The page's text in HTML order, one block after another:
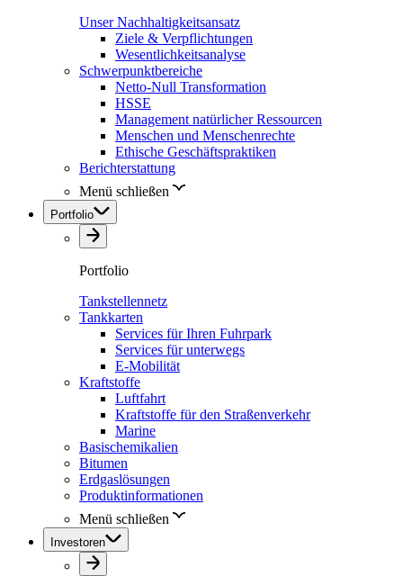
Unser Nachhaltigkeitsansatz
Ziele & Verpflichtungen
Wesentlichkeitsanalyse
Schwerpunktbereiche
Netto-Null Transformation
HSSE
Management natürlicher Ressourcen
Menschen und Menschenrechte
Ethische Geschäftspraktiken
Berichterstattung
Menü schließen
Portfolio
Portfolio
Tankstellennetz
Tankkarten
Services für Ihren Fuhrpark
Services für unterwegs
E-Mobilität
Kraftstoffe
Luftfahrt
Kraftstoffe für den Straßenverkehr
Marine
Basischemikalien
Bitumen
Erdgaslösungen
Produktinformationen
Menü schließen
Investoren